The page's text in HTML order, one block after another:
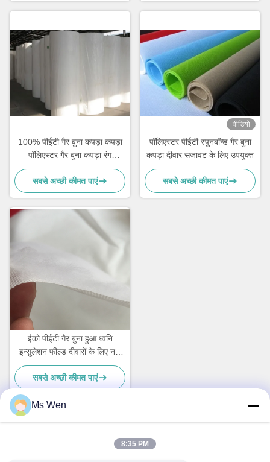
100% पीईटी गैर बुना कपड़ा कपड़ा
पॉलिएस्टर गैर बुना कपड़ा रंग
अनुकूलित:
सबसे अच्छी कीमत पाएं
वीडियो
पॉलिएस्टर पीईटी स्पुनबॉन्ड गैर बुना
कपड़ा दीवार सजावट के लिए उपयुक्त
सबसे अच्छी कीमत पाएं
ईको पीईटी गैर बुना हुआ ध्वनि
इन्सुलेशन फील्ड दीवारों के लिए नमी
प्रतिरोधी कारखाने प्रत्यक्ष थोक
आपूर्ति
सबसे अच्छी कीमत पाएं
Ms Wen
8:35 PM